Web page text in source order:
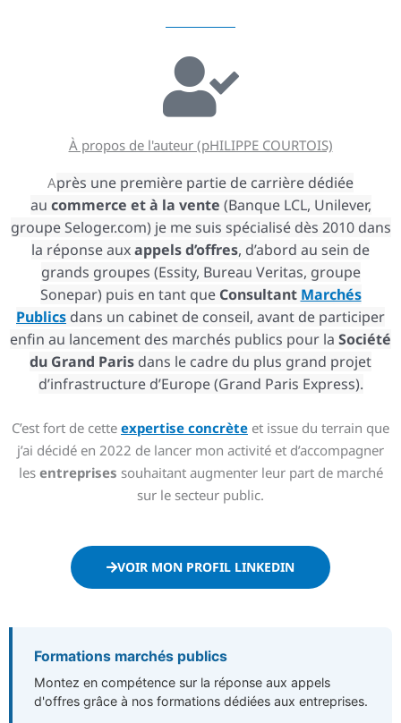
À propos de l'auteur (pHILIPPE COURTOIS)
Après une première partie de carrière dédiée
au commerce et à la vente (Banque LCL, Unilever,
groupe Seloger.com) je me suis spécialisé dès 2010 dans
la réponse auxappels d’offres, d’abord au sein de
grands groupes (Essity, Bureau Veritas, groupe
Sonepar) puis en tant que Consultant Marchés
Publics dans un cabinet de conseil, avant de participer
enfin au lancement des marchés publics pour la Société
du Grand Paris dans le cadre du plus grand projet
d’infrastructure d’Europe (Grand Paris Express).
C’est fort de cette expertise concrète et issue du terrain que
j’ai décidé en 2022 de lancer mon activité et d’accompagner
les entreprises souhaitant augmenter leur part de marché
sur le secteur public.
VOIR MON PROFIL LINKEDIN
Formations marchés publics
Montez en compétence sur la réponse aux appels
d'offres grâce à nos formations dédiées aux entreprises.